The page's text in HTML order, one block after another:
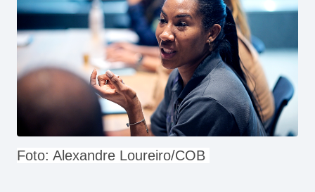
Foto: Alexandre Loureiro/COB